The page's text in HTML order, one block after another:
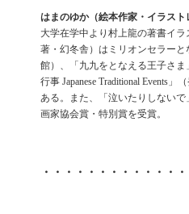
はまのゆか（絵本作家・イラスト
大学在学中より村上龍の著書イ
著・幻冬舎）はミリオンセラー
館）、「九九をとなえる王子さ
行事 Japanese Traditional Events
ある。また、「泣いたりしない
画家協会賞・特別賞を受賞。
・・・・・・・・・・・・・